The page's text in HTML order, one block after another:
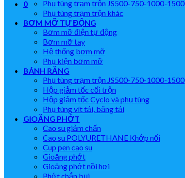
0
Phụ tùng trạm trộn JS500-750-1000-1500
Phụ tùng trạm trộn khác
BƠM MỠ TỰ ĐỘNG
Bơm mỡ điện tự động
Bơm mỡ tay
Hệ thống bơm mỡ
Phụ kiện bơm mỡ
BÁNH RĂNG
Phụ tùng trạm trộn JS500-750-1000-1500
Hộp giảm tốc cối trộn
Hộp giảm tốc Cyclo và phụ tùng
Phụ tùng vít tải, băng tải
GIOĂNG PHỚT
Cao su giảm chấn
Cao su POLYURETHANE Khớp nối
Cup pen cao su
Gioăng phớt
Gioăng phớt nồi hơi
Phớt chắn bụi